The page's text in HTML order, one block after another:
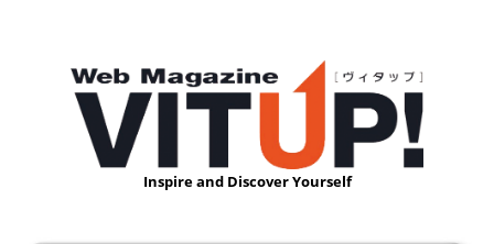
Inspire and Discover Yourself